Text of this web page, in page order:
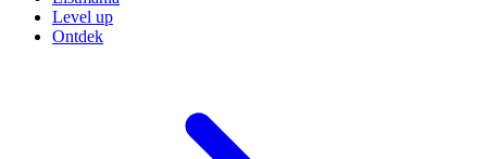
Level up
Ontdek